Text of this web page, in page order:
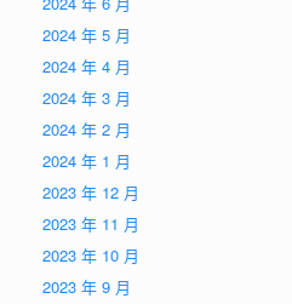
2024 年 5 月
2024 年 4 月
2024 年 3 月
2024 年 2 月
2024 年 1 月
2023 年 12 月
2023 年 11 月
2023 年 10 月
2023 年 9 月